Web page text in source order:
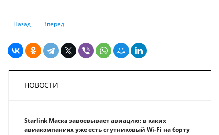
Предыдущий: XRP могут включить в криптовалютный резерв США
Назад Следующий: OKX и Crypto.com получили полные лицензии
Вперед
НОВОСТИ
Starlink Маска завоевывает авиацию: в каких
авиакомпаниях уже есть спутниковый Wi-Fi на борту